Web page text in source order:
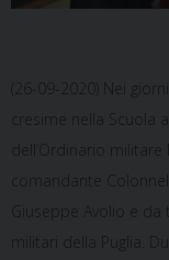
(26-09-2020) Nei
cresime nella Scuola
dell’Ordinario
comandante
Giuseppe Avolio e
militari della Puglia.